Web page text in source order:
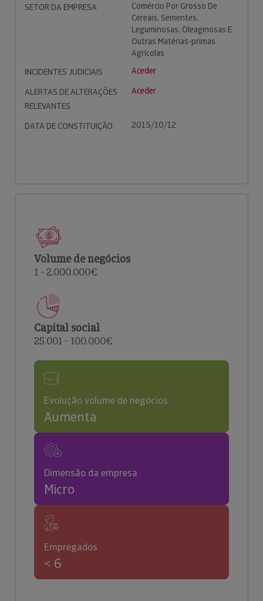
SETOR DA EMPRESA
Comércio Por Grosso De
Cereais, Sementes,
Leguminosas, Oleaginosas E
Outras Matérias-primas
Agrícolas
INCIDENTES JUDICIAIS
Aceder
ALERTAS DE ALTERAÇÕES
RELEVANTES
Aceder
DATA DE CONSTITUIÇÃO 2015/10/12
Volume de negócios
1 - 2.000.000€
Capital social
25.001 - 100.000€
Evolução volume de negócios
Aumenta
Dimensão da empresa
Micro
Empregados
< 6